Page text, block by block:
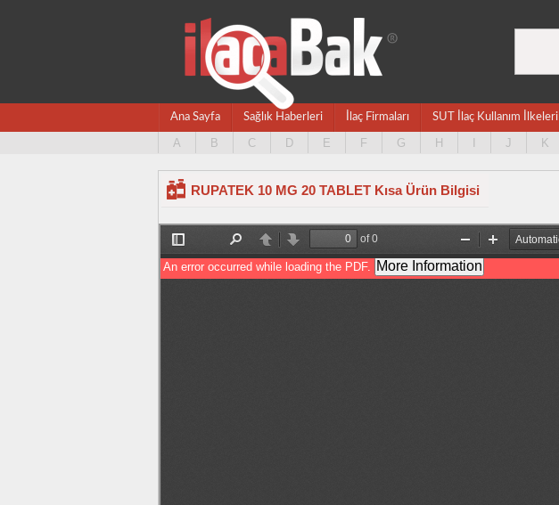
Ana Sayfa Sağlık Haberleri İlaç Firmaları SUT İlaç Kullanım İlkeleri
A B C D E F G H J K
RUPATEK 10 MG 20 TABLET Kısa Ürün Bilgisi